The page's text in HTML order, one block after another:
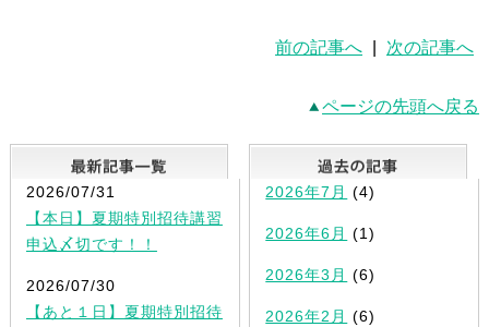
前の記事へ 次の記事へ
ページの先頭へ戻る
最新記事一覧
2026/07/31
【本日】夏期特別招待講習
申込〆切です！！
2026/07/30
【あと１日】夏期特別招待
2026年7月 (4)
2026年6月 (1)
2026年3月 (6)
2026年2月 (6)